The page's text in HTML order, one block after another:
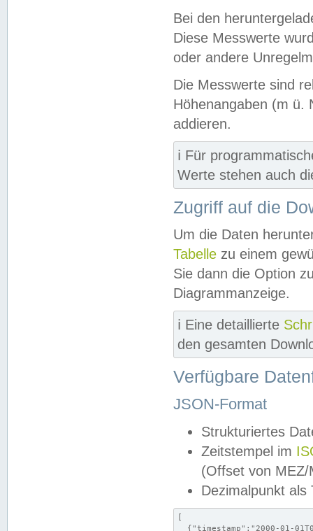
Bei den
Diese Messwerte
oder andere
Die Messwerte sind
Höhenangaben (m ü.
addieren.
ℹ️ Für
Werte stehen auch
Zugriff auf die
Um die Daten
Tabelle zu einem
Sie dann die Option
Diagrammanzeige.
ℹ️ Eine detaillierte
den gesamten
Verfügbare
JSON-Format
Strukturiertes
Zeitstempel im
(Offset von MEZ/
Dezimalpunkt als
[
{"timestamp":"2000-01-